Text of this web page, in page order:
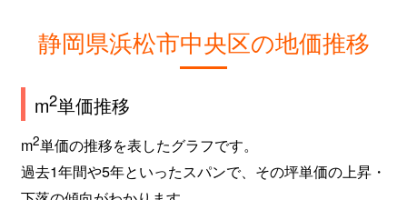
静岡県浜松市中央区の地価推移
m2単価推移
m2単価の推移を表したグラフです。
過去1年間や5年といったスパンで、その坪単価の上昇・